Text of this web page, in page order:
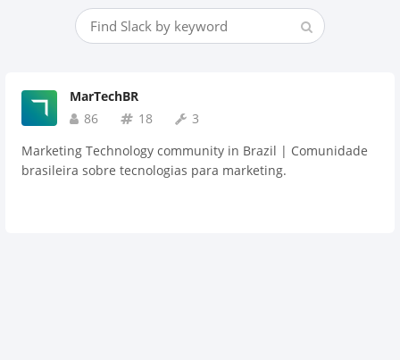
MarTechBR
86
18
3
Marketing Technology community in Brazil | Comunidade
brasileira sobre tecnologias para marketing.